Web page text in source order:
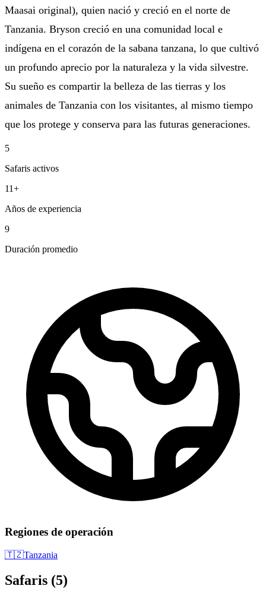
Maasai original), quien nació y creció en el norte de
Tanzania. Bryson creció en una comunidad local e
indígena en el corazón de la sabana tanzana, lo que cultivó
un profundo aprecio por la naturaleza y la vida silvestre.
Su sueño es compartir la belleza de las tierras y los
animales de Tanzania con los visitantes, al mismo tiempo
que los protege y conserva para las futuras generaciones.
5
Safaris activos
11+
Años de experiencia
9
Duración promedio
Regiones de operación
🇹🇿Tanzania
Safaris (5)